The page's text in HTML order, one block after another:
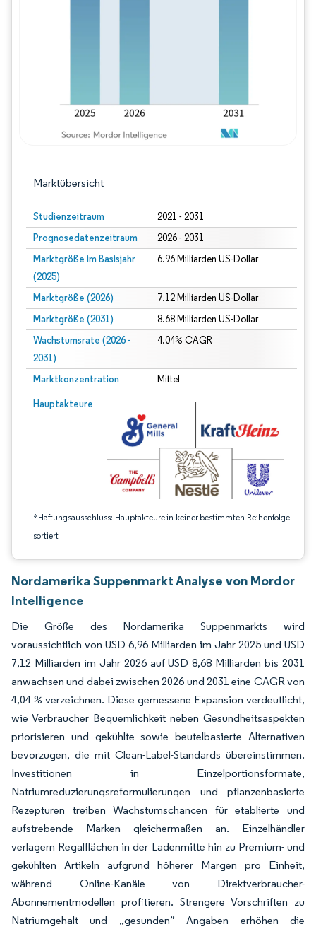
Marktübersicht
Studienzeitraum 2021 - 2031
Prognosedatenzeitraum 2026 - 2031
Marktgröße im Basisjahr
(2025)
6.96 Milliarden US-Dollar
Marktgröße (2026) 7.12 Milliarden US-Dollar
Marktgröße (2031) 8.68 Milliarden US-Dollar
Wachstumsrate (2026 -
2031)
4.04% CAGR
Marktkonzentration Mittel
Hauptakteure
*Haftungsausschluss: Hauptakteure in keiner bestimmten Reihenfolge
sortiert
Bild © Mordor Intelligence. Wiederverwendung erfordert Namensnennung
Nordamerika Suppenmarkt Analyse von Mordor
Intelligence
Die Größe des Nordamerika Suppenmarkts wird
voraussichtlich von USD 6,96 Milliarden im Jahr 2025 und USD
7,12 Milliarden im Jahr 2026 auf USD 8,68 Milliarden bis 2031
anwachsen und dabei zwischen 2026 und 2031 eine CAGR von
4,04 % verzeichnen. Diese gemessene Expansion verdeutlicht,
wie Verbraucher Bequemlichkeit neben Gesundheitsaspekten
priorisieren und gekühlte sowie beutelbasierte Alternativen
bevorzugen, die mit Clean-Label-Standards übereinstimmen.
Investitionen in Einzelportionsformate,
Natriumreduzierungsreformulierungen und pflanzenbasierte
Rezepturen treiben Wachstumschancen für etablierte und
aufstrebende Marken gleichermaßen an. Einzelhändler
verlagern Regalflächen in der Ladenmitte hin zu Premium- und
gekühlten Artikeln aufgrund höherer Margen pro Einheit,
während Online-Kanäle von Direktverbraucher-
Abonnementmodellen profitieren. Strengere Vorschriften zu
Natriumgehalt und „gesunden” Angaben erhöhen die